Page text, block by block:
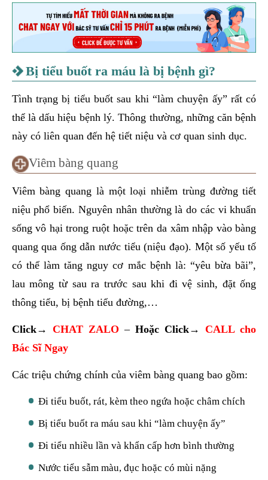
Bị tiểu buốt ra máu là bị bệnh gì?
Tình trạng bị tiểu buốt sau khi “làm chuyện ấy” rất có
thể là dấu hiệu bệnh lý. Thông thường, những căn bệnh
này có liên quan đến hệ tiết niệu và cơ quan sinh dục.
Viêm bàng quang
Viêm bàng quang là một loại nhiễm trùng đường tiết
niệu phổ biến. Nguyên nhân thường là do các vi khuẩn
sống vô hại trong ruột hoặc trên da xâm nhập vào bàng
quang qua ống dẫn nước tiểu (niệu đạo). Một số yếu tố
có thể làm tăng nguy cơ mắc bệnh là: “yêu bừa bãi”,
lau mông từ sau ra trước sau khi đi vệ sinh, đặt ống
thông tiểu, bị bệnh tiểu đường,…
Click→ CHAT ZALO –Hoặc Click→
CALL cho
Bác Sĩ Ngay
Các triệu chứng chính của viêm bàng quang bao gồm:
Đi tiểu buốt, rát, kèm theo ngứa hoặc châm chích
Bị tiểu buốt ra máu sau khi “làm chuyện ấy”
Đi tiểu nhiều lần và khẩn cấp hơn bình thường
Nước tiểu sẫm màu, đục hoặc có mùi nặng